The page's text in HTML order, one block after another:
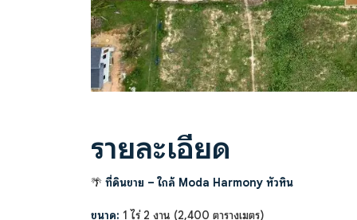
รายละเอียด
🌴 ที่ดินขาย – ใกล้ Moda Harmony หัวหิน
ขนาด: 1 ไร่ 2 งาน (2,400 ตารางเมตร)